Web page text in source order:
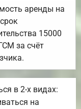
аренды на
15000
за счёт
в 2-х видах:
на